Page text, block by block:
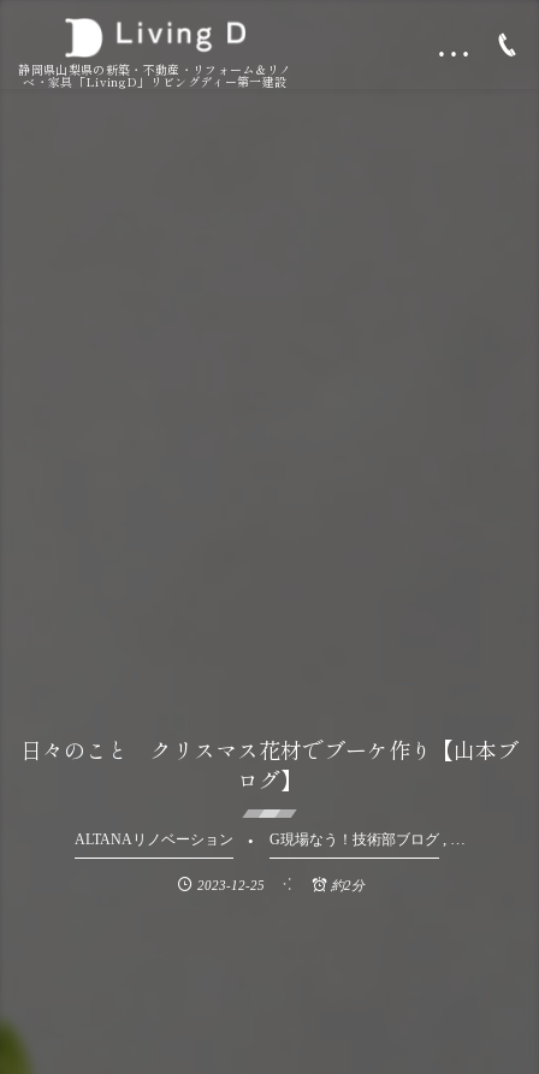
静岡県山梨県の新築・不動産・リフォーム＆リノ
ベ・家具「LivingD」リビングディー第一建設
…
日々のこと クリスマス花材でブーケ作り【山本ブ
ログ】
ALTANAリノベーション G現場なう！技術部ブログ, …
2023-12-25 約2分